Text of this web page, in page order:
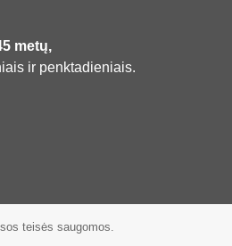
metų,
ir penktadieniais.
teisės saugomos.